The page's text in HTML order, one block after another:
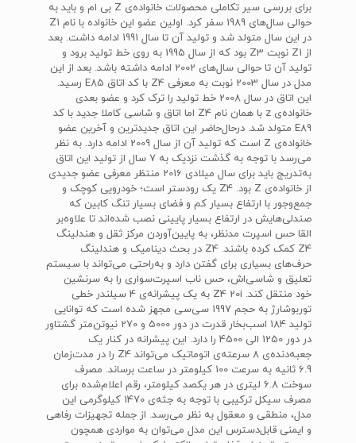
برای بررسی سیر تکاملی محصولات خانواده‌ی Z بی ‌ام ‌و باید به
حوالی سال‌های 1989 سفر کرد. اولین عضو این خانواده با نام Z1
در این سال متولد شد و تولید آن تا سال 1991 ادامه داشت. بعد
از Z1 نوبت Z3 بود که از سال 1995 به روی خط تولید برود و
تولید آن تا حوالی سال‌های 2002 ادامه داشته باشد. بعد از این
مدل در سال 2003 نوبت به معرفی Z4 با کد اتاق E85 رسید.
این اتاق در سال 2008 خط تولید را ترک کرد و عضو بعدی
خانواده‌ی z با همان نام Z4 اما اتاق و شاسی کاملا جدید با کد
E89 متولد شد. درحال‌حاضر این اتاق جدیدترین و آخرین عضو
خانواده‌ی Z است که تولید آن از سال 2009 ادامه دارد. به نظر
می‌رسد با توجه به گذشت نزدیک به 7 سال از تولید این اتاق
به‌تدریج باید برای سال میلادی 2016 منتظر معرفی عضو جدیدی
از خانواده‌ی Z بود. Z4 یک رودستر است؛ خودرویی کوچک و
جمع‌وجور با ارتفاع بسیار کم و فضای بسیار تنگ کابین که
صندلی‌هایش در ارتفاع بسیار پایینی نصب شده‌اند تا علاوه‌بر
القا حس اسپرت مدنظر، به پایین‌آوردن مرکز ثقل و هندلینگ
Z4 کمک کرده باشند. Z4 در بحث دینامیک و هندلینگ
حرف‌های بسیاری برای گفتن دارد و به‌راحتی می‌تواند با سیستم
تعلیق و شاسی‌اش، حس ناب اسپرت‌سواری را به سرنشین
خود منتقل کند. Z4 20i به یک پیشرانه‌ی 4 سیلندر خطی
توربوشارژ به حجم 1997 سی‌سی مجهز شده است که توانایی
تولید 184 اسب‌بخار قدرت در دور 5000 و 270 نیوتن‌متر گشتاور
در دور 1250 الی 4500 را دارد. این پیشرانه در کنار یک
جعبه‌دنده‌ی 8 سرعته‌ی اتوماتیک می‌تواند Z4 را در مدت‌زمان
6.9 ثانیه به سرعت 100 کیلومتر در ساعت برساند. مصرف
سوخت 6.8 لیتری در هر یکصد کیلومتر، رقم اعلام‌شده برای
مصرف سیکل ترکیبی با توجه به جثه‌ی 1470 کیلوگرمی این
مدل، منطقی و معقول به نظر می‌رسد. از جمله تجهیزات رفاهی
و ایمنی قابل‌دسترس این مدل می‌توان به مواردی همچون